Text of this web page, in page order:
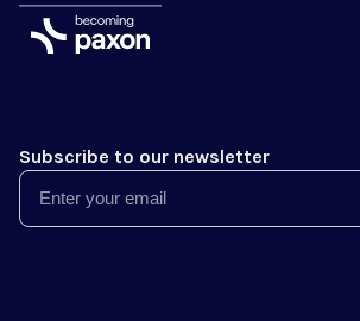
Subscribe to our newsletter
Email